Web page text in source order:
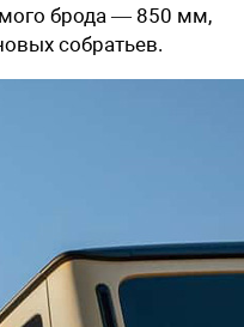
брода — 850 мм,
собратьев.